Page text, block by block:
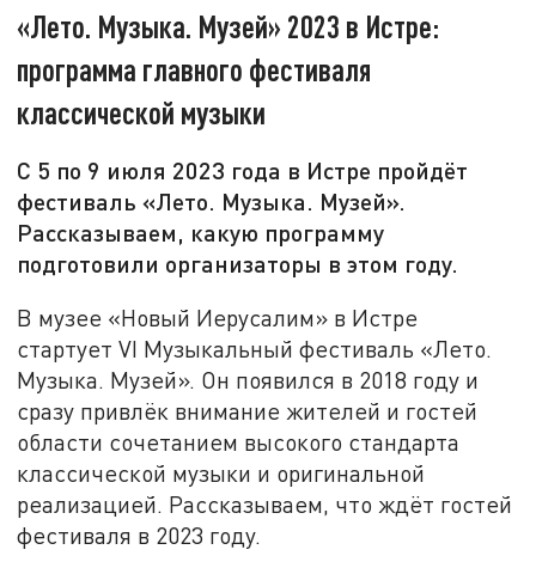
«Лето. Музыка. Музей» 2023 в Истре:
программа главного фестиваля
классической музыки
С 5 по 9 июля 2023 года в Истре пройдёт
фестиваль «Лето. Музыка. Музей».
Рассказываем, какую программу
подготовили организаторы в этом году.
В музее «Новый Иерусалим» в Истре
стартует VI Музыкальный фестиваль «Лето.
Музыка. Музей». Он появился в 2018 году и
сразу привлёк внимание жителей и гостей
области сочетанием высокого стандарта
классической музыки и оригинальной
реализацией. Рассказываем, что ждёт гостей
фестиваля в 2023 году.